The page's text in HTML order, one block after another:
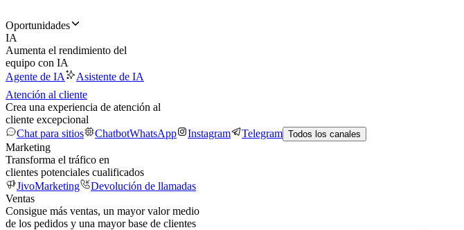
Oportunidades
IA
Aumenta el rendimiento del
equipo con IA
Agente de IA
Asistente de IA
Atención al cliente
Crea una experiencia de atención al
cliente excepcional
Chat para sitios
ChatbotWhatsApp Instagram Telegram Todos los canales
Marketing
Transforma el tráfico en
clientes potenciales cualificados
JivoMarketing
Devolución de llamadas
Ventas
Consigue más ventas, un mayor valor medio
de los pedidos y una mayor base de clientes